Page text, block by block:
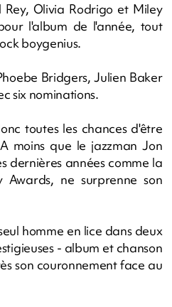
Olivia Rodrigo et Miley
l'album de l'année, tout
boygenius.
Bridgers, Julien Baker
six nominations.
toutes les chances d'être
moins que le jazzman Jon
dernières années comme la
Awards, ne surprenne son
homme en lice dans deux
- album et chanson
son couronnement face au